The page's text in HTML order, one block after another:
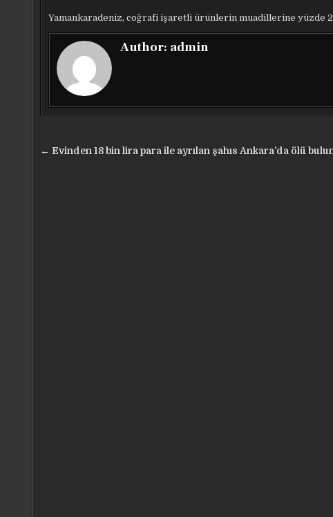
Yamankaradeniz, coğrafi işaretli ürünlerin muadillerine yüzde
Author: admin
Yazı
← Evinden 18 bin lira para ile ayrılan şahıs Ankara’da ölü